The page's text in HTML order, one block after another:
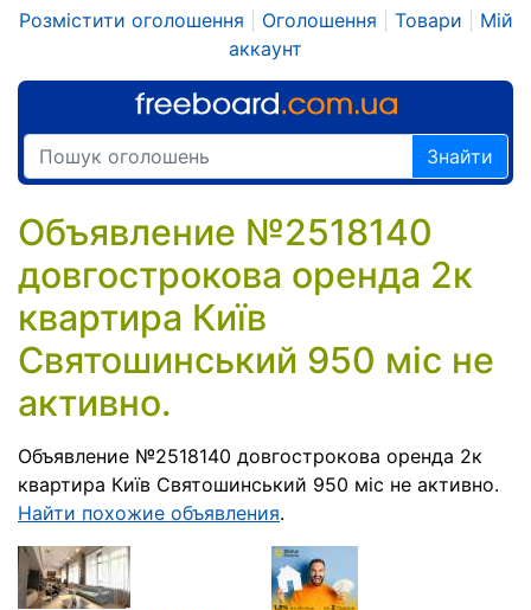
Розмістити оголошення Оголошення Товари
Мій
аккаунт
Знайти
Объявление №2518140
довгострокова оренда 2к
квартира Київ
Святошинський 950 міс не
активно.
Объявление №2518140 довгострокова оренда 2к
квартира Київ Святошинський 950 міс не активно.
Найти похожие объявления.